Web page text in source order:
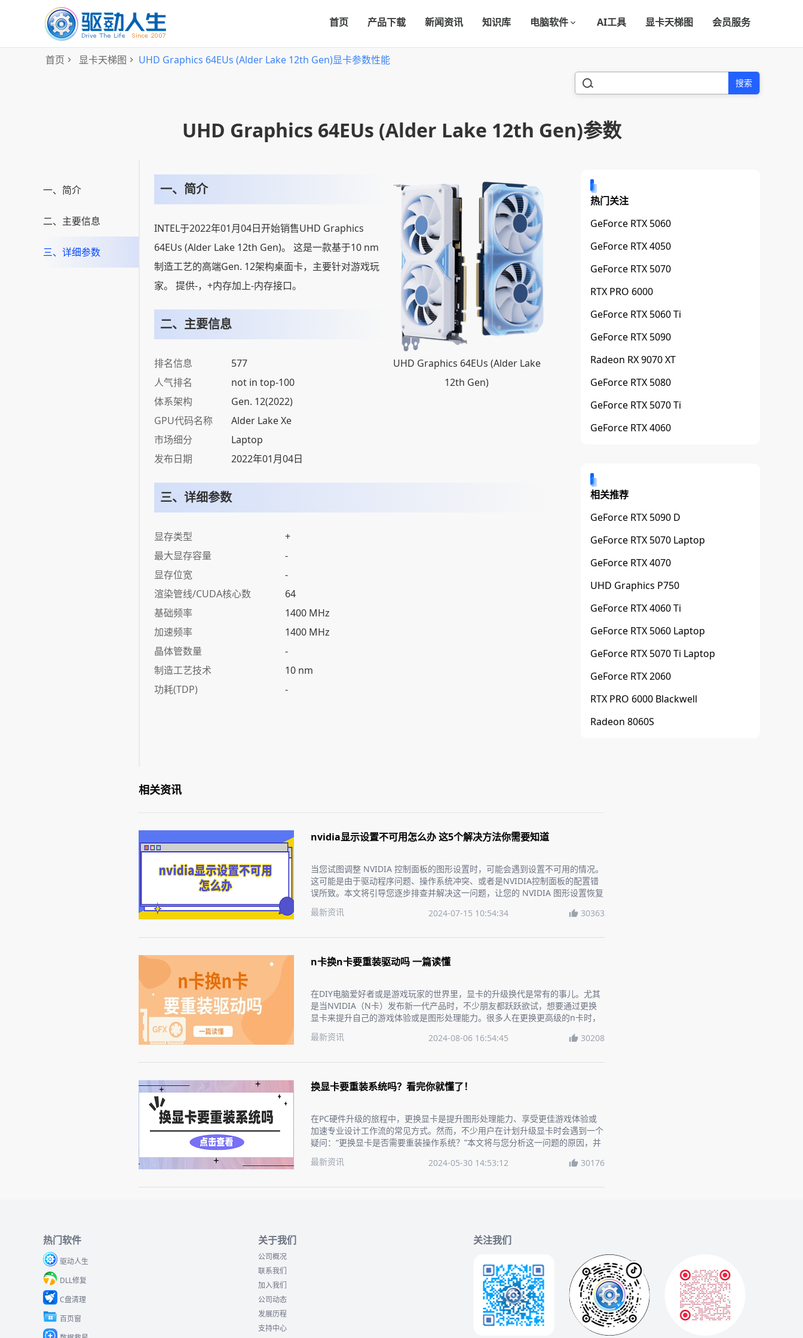
首页 产品下载 新闻资讯 知识库 电脑软件 AI工具 显卡天梯图 会员服务
首页 显卡天梯图 UHD Graphics 64EUs (Alder Lake 12th Gen)显卡参数性能
搜索
UHD Graphics 64EUs (Alder Lake 12th Gen)参数
一、简介
二、主要信息
三、详细参数
一、简介
INTEL于2022年01月04日开始销售UHD Graphics
64EUs (Alder Lake 12th Gen)。 这是一款基于10 nm
制造工艺的高端Gen. 12架构桌面卡，主要针对游戏玩
家。 提供-，+内存加上-内存接口。
二、主要信息
排名信息
577
人气排名
not in top-100
体系架构
Gen. 12(2022)
GPU代码名称
Alder Lake Xe
市场细分
Laptop
发布日期
2022年01月04日
UHD Graphics 64EUs (Alder Lake
12th Gen)
三、详细参数
显存类型
+
最大显存容量
-
显存位宽
-
渲染管线/CUDA核心数
64
基础频率
1400 MHz
加速频率
1400 MHz
晶体管数量
-
制造工艺技术
10 nm
功耗(TDP)
-
热门关注
GeForce RTX 5060
GeForce RTX 4050
GeForce RTX 5070
RTX PRO 6000
GeForce RTX 5060 Ti
GeForce RTX 5090
Radeon RX 9070 XT
GeForce RTX 5080
GeForce RTX 5070 Ti
GeForce RTX 4060
相关推荐
GeForce RTX 5090 D
GeForce RTX 5070 Laptop
GeForce RTX 4070
UHD Graphics P750
GeForce RTX 4060 Ti
GeForce RTX 5060 Laptop
GeForce RTX 5070 Ti Laptop
GeForce RTX 2060
RTX PRO 6000 Blackwell
Radeon 8060S
相关资讯
nvidia显示设置不可用怎么办 这5个解决方法你需要知道
当您试图调整 NVIDIA 控制面板的图形设置时，可能会遇到设置不可用的情况。
这可能是由于驱动程序问题、操作系统冲突、或者是NVIDIA控制面板的配置错
误所致。本文将引导您逐步排查并解决这一问题，让您的 NVIDIA 图形设置恢复
最新资讯 2024-07-15 10:54:34 30363
n卡换n卡要重装驱动吗 一篇读懂
在DIY电脑爱好者或是游戏玩家的世界里，显卡的升级换代是常有的事儿。尤其
是当NVIDIA（N卡）发布新一代产品时，不少朋友都跃跃欲试，想要通过更换
显卡来提升自己的游戏体验或是图形处理能力。很多人在更换更高级的n卡时，
手，无忧升级。
最新资讯 2024-08-06 16:54:45 30208
换显卡要重装系统吗？看完你就懂了！
在PC硬件升级的旅程中，更换显卡是提升图形处理能力、享受更佳游戏体验或
加速专业设计工作流的常见方式。然而，不少用户在计划升级显卡时会遇到一个
疑问：“更换显卡是否需要重装操作系统？”本文将与您分析这一问题的原因，并
最新资讯 2024-05-30 14:53:12 30176
热门软件
驱动人生
DLL修复
C盘清理
百页窗
关于我们
公司概况
联系我们
加入我们
公司动态
发展历程
支持中心
关注我们